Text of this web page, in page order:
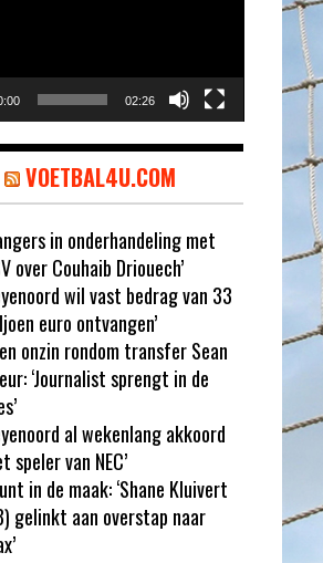
02:26
VOETBAL4U.COM
in onderhandeling met
over Couhaib Driouech’
wil vast bedrag van 33
euro ontvangen’
onzin rondom transfer Sean
‘Journalist sprengt in de
al wekenlang akkoord
speler van NEC’
in de maak: ‘Shane Kluivert
gelinkt aan overstap naar